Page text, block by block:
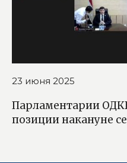
23 июня 2025
Парламентарии
позиции накануне